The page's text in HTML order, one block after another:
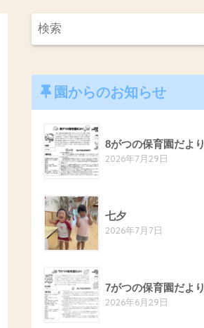
園からのお知らせ
8がつの保育園だより
2026年7月29日
七夕
2026年7月7日
7がつの保育園だより
2026年6月29日